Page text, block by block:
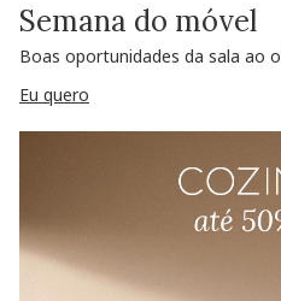
Semana do móvel
Boas oportunidades da sala ao
Eu quero